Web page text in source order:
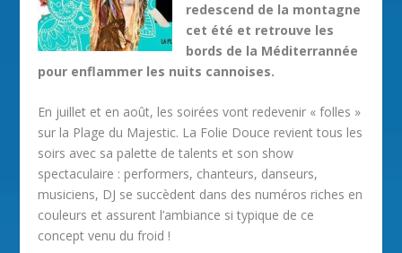
redescend de la montagne
cet été et retrouve les
bords de la Méditerrannée
pour enflammer les nuits cannoises.
En juillet et en août, les soirées vont redevenir « folles »
sur la Plage du Majestic. La Folie Douce revient tous les
soirs avec sa palette de talents et son show
spectaculaire : performers, chanteurs, danseurs,
musiciens, DJ se succèdent dans des numéros riches en
couleurs et assurent l’ambiance si typique de ce
concept venu du froid !